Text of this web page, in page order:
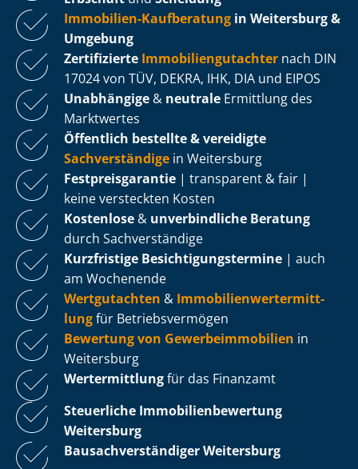
Immobilien-Kaufberatung in Weitersburg &
Umgebung
Zertifizierte Im­mo­bi­li­en­gut­ach­ter nach DIN
17024 von TÜV, DEKRA, IHK, DIA und EIPOS
Unabhängige & neutrale Ermittlung des
Marktwertes
Öffentlich bestellte & vereidigte
Sachverständige in Weitersburg
Fest­preis­ga­ran­tie | transparent & fair |
keine versteckten Kosten
Kostenlose & unverbindliche Beratung
durch Sachverständige
Kurzfristige Be­sich­ti­gungs­ter­mi­ne | auch
am Wochenende
Wertgutachten & Im­mo­bi­li­en­wert­ermitt­
lungfür Be­triebs­ver­mö­gen
Bewertung von Ge­wer­be­im­mo­bi­li­en in
Weitersburg
Wertermittlungfür das Finanzamt
Steuerliche Im­mo­bi­li­en­be­wer­tung
Weitersburg
Bau­sach­ver­stän­di­ger Weitersburg